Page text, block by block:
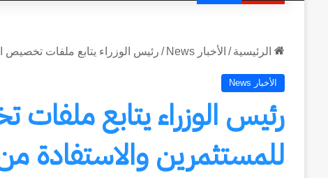
الرئيسية / الأخبار News / رئيس الوزراء يتابع ملفات تخصيص
الأخبار News
رئيس الوزراء يتابع
للمستثمرين والاستفادة